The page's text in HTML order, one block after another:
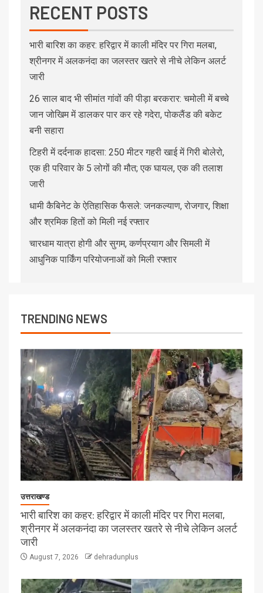
RECENT POSTS
भारी बारिश का कहर: हरिद्वार में काली मंदिर पर गिरा मलबा,
श्रीनगर में अलकनंदा का जलस्तर खतरे से नीचे लेकिन अलर्ट
जारी
26 साल बाद भी सीमांत गांवों की पीड़ा बरकरार: चमोली में बच्चे
जान जोखिम में डालकर पार कर रहे गदेरा, पोकलैंड की बकेट
बनी सहारा
टिहरी में दर्दनाक हादसा: 250 मीटर गहरी खाई में गिरी बोलेरो,
एक ही परिवार के 5 लोगों की मौत; एक घायल, एक की तलाश
जारी
धामी कैबिनेट के ऐतिहासिक फैसले: जनकल्याण, रोजगार, शिक्षा
और श्रमिक हितों को मिली नई रफ्तार
चारधाम यात्रा होगी और सुगम, कर्णप्रयाग और सिमली में
आधुनिक पार्किंग परियोजनाओं को मिली रफ्तार
TRENDING NEWS
उत्तराखण्ड
भारी बारिश का कहर: हरिद्वार में काली मंदिर पर गिरा मलबा,
श्रीनगर में अलकनंदा का जलस्तर खतरे से नीचे लेकिन अलर्ट
जारी
August 7, 2026 dehradunplus